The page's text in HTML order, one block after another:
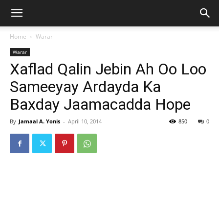
Home Warar
Warar
Xaflad Qalin Jebin Ah Oo Loo
Sameeyay Ardayda Ka
Baxday Jaamacadda Hope
By Jamaal A. Yonis - April 10, 2014 0
850